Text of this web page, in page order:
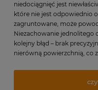
niedociągnięć jest
które nie jest odpowiednio
zagruntowane, może
Niezachowanie jednolitego
kolejny błąd – brak
nierówną powierzchnią, co
nieodpowiedniego doboru
nie zapewnić wymaganej